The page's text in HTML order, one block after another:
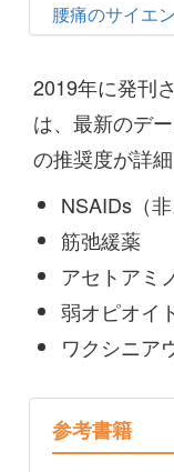
腰痛のサイエ
2019年に発刊
は、最新のデ
の推奨度が詳
NSAIDs（
筋弛緩薬
アセトアミ
弱オピオイ
ワクシニア
参考書籍